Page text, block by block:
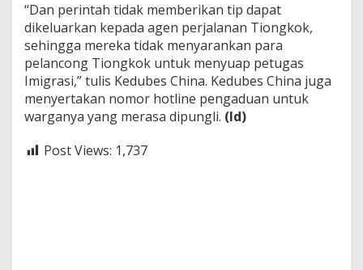
“Dan perintah tidak memberikan tip dapat
dikeluarkan kepada agen perjalanan Tiongkok,
sehingga mereka tidak menyarankan para
pelancong Tiongkok untuk menyuap petugas
Imigrasi,” tulis Kedubes China. Kedubes China juga
menyertakan nomor hotline pengaduan untuk
warganya yang merasa dipungli. (ld)
Post Views: 1,737